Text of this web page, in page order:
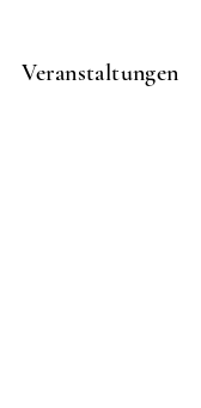
Veranstaltungen